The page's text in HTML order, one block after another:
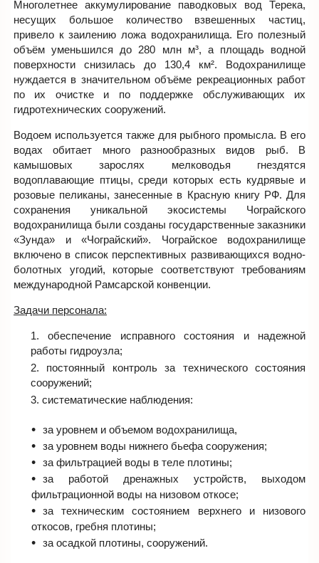
Многолетнее аккумулирование паводковых вод Терека,
несущих большое количество взвешенных частиц,
привело к заилению ложа водохранилища. Его полезный
объём уменьшился до 280 млн м³, а площадь водной
поверхности снизилась до 130,4 км². Водохранилище
нуждается в значительном объёме рекреационных работ
по их очистке и по поддержке обслуживающих их
гидротехнических сооружений.
Водоем используется также для рыбного промысла. В его
водах обитает много разнообразных видов рыб. В
камышовых зарослях мелководья гнездятся
водоплавающие птицы, среди которых есть кудрявые и
розовые пеликаны, занесенные в Красную книгу РФ. Для
сохранения уникальной экосистемы Чограйского
водохранилища были созданы государственные заказники
«Зунда» и «Чограйский». Чограйское водохранилище
включено в список перспективных развивающихся водно-
болотных угодий, которые соответствуют требованиям
международной Рамсарской конвенции.
Задачи персонала:
обеспечение исправного состояния и надежной
работы гидроузла;
постоянный контроль за технического состояния
сооружений;
систематические наблюдения:
за уровнем и объемом водохранилища,
за уровнем воды нижнего бьефа сооружения;
за фильтрацией воды в теле плотины;
за работой дренажных устройств, выходом
фильтрационной воды на низовом откосе;
за техническим состоянием верхнего и низового
откосов, гребня плотины;
за осадкой плотины, сооружений.